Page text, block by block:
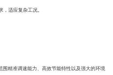
，适应复杂工况。
精准调速能力、高效节能特性以及强大的环境